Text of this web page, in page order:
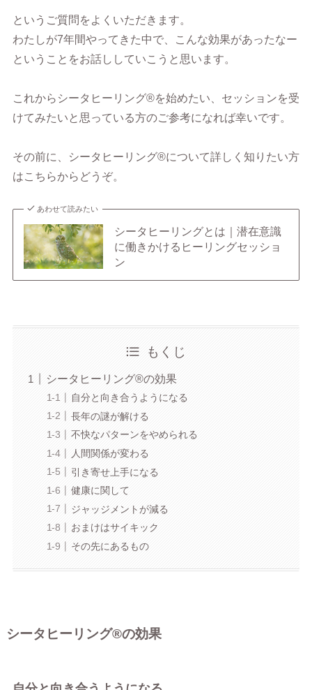
というご質問をよくいただきます。
わたしが7年間やってきた中で、こんな効果があったなー
ということをお話ししていこうと思います。
これからシータヒーリング®︎を始めたい、セッションを受
けてみたいと思っている方のご参考になれば幸いです。
その前に、シータヒーリング®︎について詳しく知りたい方
はこちらからどうぞ。
あわせて読みたい
シータヒーリングとは｜潜在意識
に働きかけるヒーリングセッショ
ン
もくじ
シータヒーリング®︎の効果
自分と向き合うようになる
長年の謎が解ける
不快なパターンをやめられる
人間関係が変わる
引き寄せ上手になる
健康に関して
ジャッジメントが減る
おまけはサイキック
その先にあるもの
シータヒーリング®︎の効果